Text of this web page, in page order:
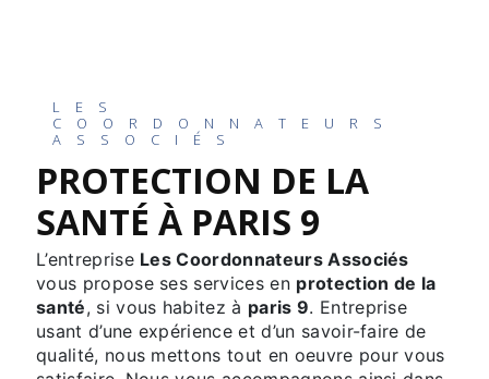
LES
COORDONNATEURS
ASSOCIÉS
PROTECTION DE LA
SANTÉ À PARIS 9
L’entreprise Les Coordonnateurs Associés
vous propose ses services en protection de la
santé, si vous habitez à paris 9. Entreprise
usant d’une expérience et d’un savoir-faire de
qualité, nous mettons tout en oeuvre pour vous